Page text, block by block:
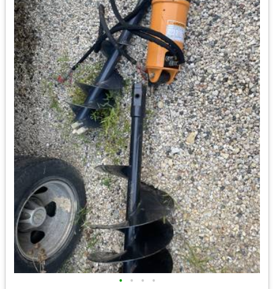
• • • •